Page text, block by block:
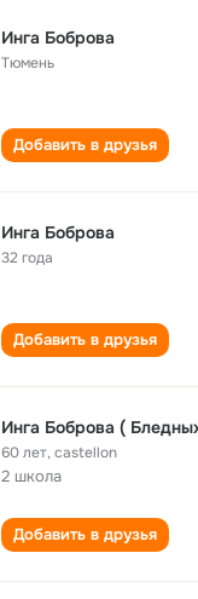
Инга Боброва
Тюмень
Добавить в друзья
Инга Боброва
32 года
Добавить в друзья
Инга Боброва (
60 лет,castellon
2 школа
Добавить в друзья